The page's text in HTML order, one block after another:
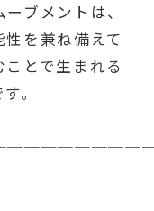
ブメントは、
を兼ね備えて
とで生まれる
。